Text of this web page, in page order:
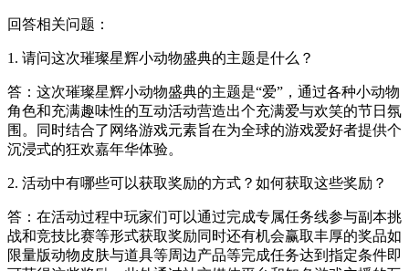
回答相关问题：
1. 请问这次璀璨星辉小动物盛典的主题是什么？
答：这次璀璨星辉小动物盛典的主题是“爱”，通过各种小动物
角色和充满趣味性的互动活动营造出个充满爱与欢笑的节日氛
围。同时结合了网络游戏元素旨在为全球的游戏爱好者提供个
沉浸式的狂欢嘉年华体验。
2. 活动中有哪些可以获取奖励的方式？如何获取这些奖励？
答：在活动过程中玩家们可以通过完成专属任务线参与副本挑
战和竞技比赛等形式获取奖励同时还有机会赢取丰厚的奖品如
限量版动物皮肤与道具等周边产品等完成任务达到指定条件即